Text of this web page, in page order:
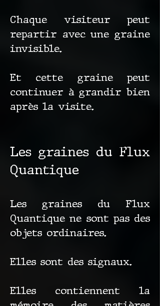
Chaque visiteur peut
repartir avec une graine
invisible.
Et cette graine peut
continuer à grandir bien
après la visite.
Les graines du Flux
Quantique
Les graines du Flux
Quantique ne sont pas des
objets ordinaires.
Elles sont des signaux.
Elles contiennent la